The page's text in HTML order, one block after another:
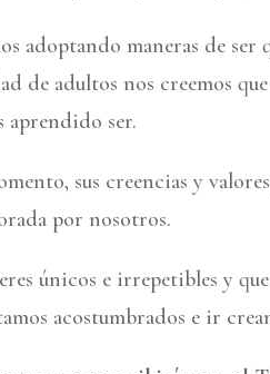
adoptando maneras de ser
de adultos nos creemos
aprendido ser.
sus creencias y
por nosotros.
únicos e irrepetibles y
acostumbrados e ir